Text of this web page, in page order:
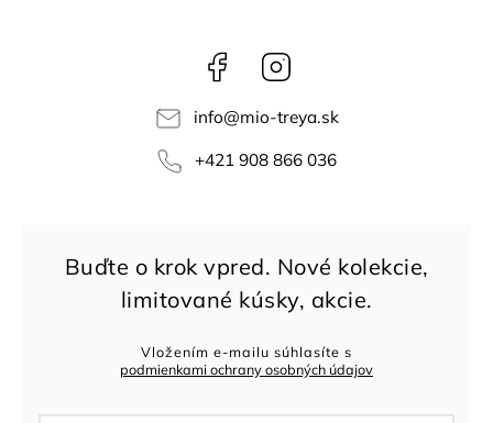
Facebook
info@mio-treya.sk
+421 908 866 036
Vložením e-mailu súhlasíte s
podmienkami ochrany osobných údajov